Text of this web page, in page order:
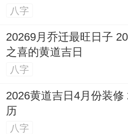
以看了这个表格;你或许
八字
20269月乔迁最旺日子
之喜的黄道吉日
八字
2026黄道吉日4月份装修
历
八字